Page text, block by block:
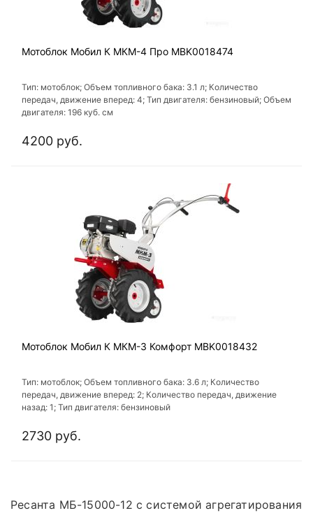
Мотоблок Мобил К МКМ-4 Про MBK0018474
Тип: мотоблок; Объем топливного бака: 3.1 л; Количество
передач, движение вперед: 4; Тип двигателя: бензиновый; Объем
двигателя: 196 куб. см
4200 руб.
Мотоблок Мобил К МКМ-3 Комфорт MBK0018432
Тип: мотоблок; Объем топливного бака: 3.6 л; Количество
передач, движение вперед: 2; Количество передач, движение
назад: 1; Тип двигателя: бензиновый
2730 руб.
Ресанта МБ-15000-12 с системой агрегатирования